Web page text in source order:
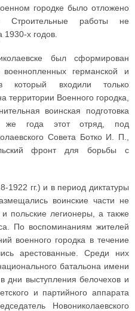
городке было отложено
Строительные работы не
1930-х годов.
был сформирован
германской и
который входили только
Военного городка,
воинская подготовка
же года этот отряд, под
Совета Ботко И. П.,
фронт для борьбы с
1922 гг.) и в период диктатуры
воинские части не
польские легионеры, а также
По воспоминаниям жителей
военного городка в течение
арестованные. Среди них
батальона имени
дни выступления белочехов и
и партийного аппарата
Новониколаевского